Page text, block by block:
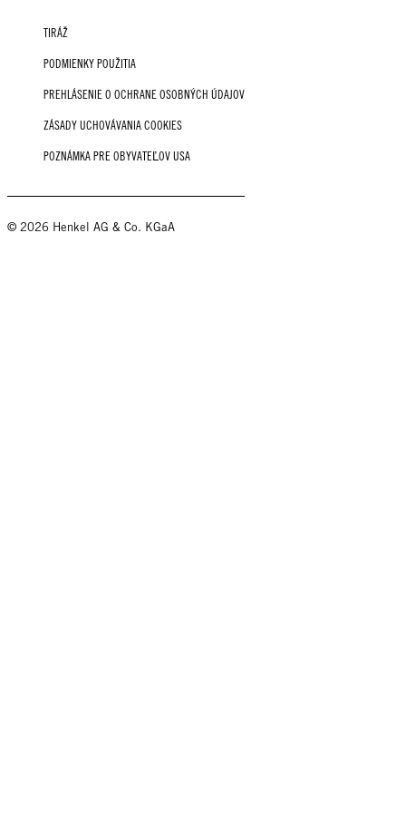
TIRÁŽ
PODMIENKY POUŽITIA
PREHLÁSENIE O OCHRANE OSOBNÝCH ÚDAJOV
ZÁSADY UCHOVÁVANIA COOKIES
POZNÁMKA PRE OBYVATEĽOV USA
© 2026 Henkel AG & Co. KGaA